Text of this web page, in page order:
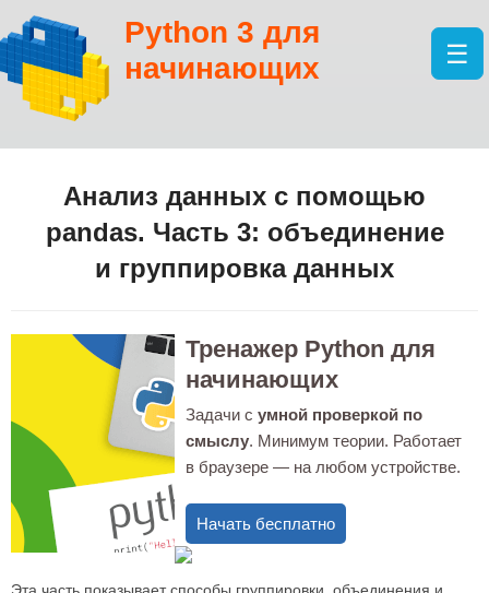
Python 3 для
начинающих
☰
Анализ данных с помощью
pandas. Часть 3: объединение
и группировка данных
Тренажер Python для
начинающих
Задачи с умной проверкой по
смыслу. Минимум теории. Работает
в браузере — на любом устройстве.
Начать бесплатно